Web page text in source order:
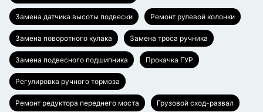
Замена датчика высоты подвески Ремонт рулевой колонки
Замена поворотного кулака Замена троса ручника
Замена подвесного подшипника Прокачка ГУР
Регулировка ручного тормоза
Ремонт редуктора переднего моста Грузовой сход-развал